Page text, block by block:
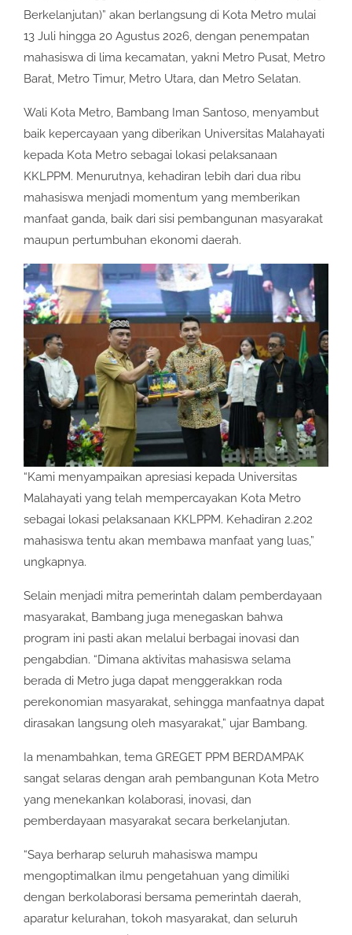
Berkelanjutan)” akan berlangsung di Kota Metro mulai
13 Juli hingga 20 Agustus 2026, dengan penempatan
mahasiswa di lima kecamatan, yakni Metro Pusat, Metro
Barat, Metro Timur, Metro Utara, dan Metro Selatan.
Wali Kota Metro, Bambang Iman Santoso, menyambut
baik kepercayaan yang diberikan Universitas Malahayati
kepada Kota Metro sebagai lokasi pelaksanaan
KKLPPM. Menurutnya, kehadiran lebih dari dua ribu
mahasiswa menjadi momentum yang memberikan
manfaat ganda, baik dari sisi pembangunan masyarakat
maupun pertumbuhan ekonomi daerah.
“Kami menyampaikan apresiasi kepada Universitas
Malahayati yang telah mempercayakan Kota Metro
sebagai lokasi pelaksanaan KKLPPM. Kehadiran 2.202
mahasiswa tentu akan membawa manfaat yang luas,”
ungkapnya.
Selain menjadi mitra pemerintah dalam pemberdayaan
masyarakat, Bambang juga menegaskan bahwa
program ini pasti akan melalui berbagai inovasi dan
pengabdian. “Dimana aktivitas mahasiswa selama
berada di Metro juga dapat menggerakkan roda
perekonomian masyarakat, sehingga manfaatnya dapat
dirasakan langsung oleh masyarakat,” ujar Bambang.
Ia menambahkan, tema GREGET PPM BERDAMPAK
sangat selaras dengan arah pembangunan Kota Metro
yang menekankan kolaborasi, inovasi, dan
pemberdayaan masyarakat secara berkelanjutan.
“Saya berharap seluruh mahasiswa mampu
mengoptimalkan ilmu pengetahuan yang dimiliki
dengan berkolaborasi bersama pemerintah daerah,
aparatur kelurahan, tokoh masyarakat, dan seluruh